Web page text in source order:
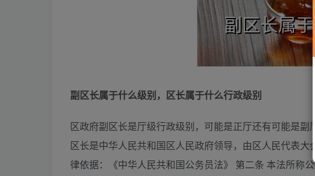
副区长属于什么级别，区长属于什么行政级别
区政府副区长是厅级行政级别，可能是正厅还有可能是
区长是中华人民共和国区人民政府领导，由区人民代表
律依据：《中华人民共和国公务员法》 第二条 本法所称